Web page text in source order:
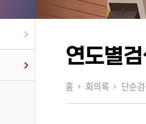
홈 회의록 단순
연도별